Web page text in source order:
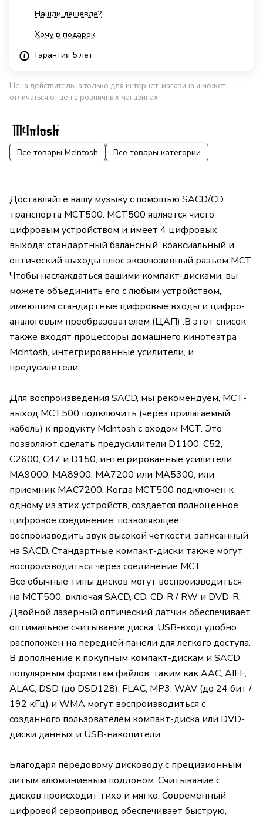
Нашли дешевле?
Хочу в подарок
Гарантия 5 лет
Цена действительна только для интернет-магазина и может
отличаться от цен в розничных магазинах
Все товары McIntosh Все товары категории
Доставляйте вашу музыку с помощью SACD/CD
транспорта MCT500. MCT500 является чисто
цифровым устройством и имеет 4 цифровых
выхода: стандартный балансный, коаксиальный и
оптический выходы плюс эксклюзивный разъем MCT.
Чтобы наслаждаться вашими компакт-дисками, вы
можете объединить его с любым устройством,
имеющим стандартные цифровые входы и цифро-
аналоговым преобразователем (ЦАП) .В этот список
также входят процессоры домашнего кинотеатра
McIntosh, интегрированные усилители, и
предусилители.
Для воспроизведения SACD, мы рекомендуем, MCT-
выход MCT500 подключить (через прилагаемый
кабель) к продукту McIntosh с входом MCT. Это
позволяют сделать предусилители D1100, C52,
C2600, C47 и D150, интегрированные усилители
MA9000, MA8900, MA7200 или MA5300, или
приемник MAC7200. Когда MCT500 подключен к
одному из этих устройств, создается полноценное
цифровое соединение, позволяющее
воспроизводить звук высокой четкости, записанный
на SACD. Стандартные компакт-диски также могут
воспроизводиться через соединение MCT.
Все обычные типы дисков могут воспроизводиться
на MCT500, включая SACD, CD, CD-R / RW и DVD-R.
Двойной лазерный оптический датчик обеспечивает
оптимальное считывание диска. USB-вход удобно
расположен на передней панели для легкого доступа.
В дополнение к покупным компакт-дискам и SACD
популярным форматам файлов, таким как AAC, AIFF,
ALAC, DSD (до DSD128), FLAC, MP3, WAV (до 24 бит /
192 кГц) и WMA могут воспроизводиться с
созданного пользователем компакт-диска или DVD-
диски данных и USB-накопители.
Благодаря передовому дисководу с прецизионным
литым алюминиевым поддоном. Считывание с
дисков происходит тихо и мягко. Современный
цифровой сервопривод обеспечивает быструю,